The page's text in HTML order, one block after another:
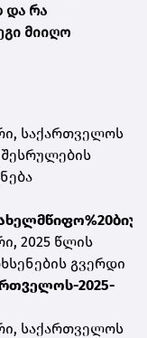
და რა
მიიღო
საქართველოს
2025 წლის
გვერდი
2025-
საქართველოს